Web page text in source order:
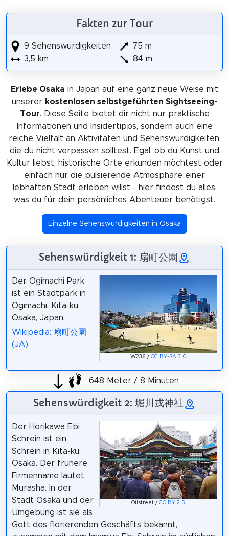
Fakten zur Tour
9 Sehenswürdigkeiten
3,5 km
75 m
84 m
Erlebe Osaka in Japan auf eine ganz neue Weise mit
unserer kostenlosen selbstgeführten Sightseeing-
Tour. Diese Seite bietet dir nicht nur praktische
Informationen und Insidertipps, sondern auch eine
reiche Vielfalt an Aktivitäten und Sehenswürdigkeiten,
die du nicht verpassen solltest. Egal, ob du Kunst und
Kultur liebst, historische Orte erkunden möchtest oder
einfach nur die pulsierende Atmosphäre einer
lebhaften Stadt erleben willst - hier findest du alles,
was du für dein persönliches Abenteuer benötigst.
Einzelne Sehenswürdigkeiten in Osaka
Sehenswürdigkeit 1: 扇町公園
W236 / CC BY-SA 3.0
Der Ogimachi Park
ist ein Stadtpark in
Ogimachi, Kita-ku,
Osaka, Japan.
Wikipedia: 扇町公園
(JA)
648 Meter / 8 Minuten
Sehenswürdigkeit 2: 堀川戎神社
Oilstreet /CC BY 2.5
Der Horikawa Ebi
Schrein ist ein
Schrein in Kita-ku,
Osaka. Der frühere
Firmenname lautet
Murasha. In der
Stadt Osaka und der
Umgebung ist sie als
Gott des florierenden Geschäfts bekannt,